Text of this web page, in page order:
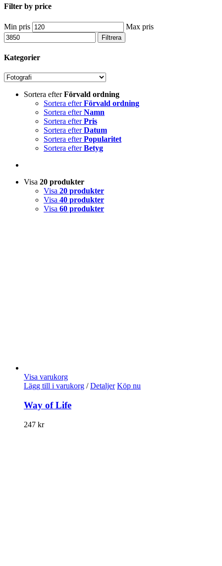
Filter by price
Min pris Max pris
Filtrera
Kategorier
Sortera efterFörvald ordning
Sortera efterFörvald ordning
Sortera efterNamn
Sortera efterPris
Sortera efterDatum
Sortera efterPopularitet
Sortera efterBetyg
Visa 20 produkter
Visa 20 produkter
Visa 40 produkter
Visa 60 produkter
Visa varukorg
Lägg till i varukorg / Detaljer Köp nu
Way of Life
247 kr